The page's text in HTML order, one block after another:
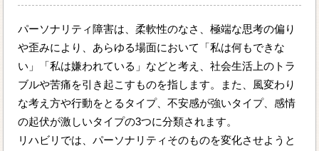
パーソナリティ障害は、柔軟性のなさ、極端な思考の偏り
や歪みにより、あらゆる場面において「私は何もできな
い」「私は嫌われている」などと考え、社会生活上のトラ
ブルや苦痛を引き起こすものを指します。また、風変わり
な考え方や行動をとるタイプ、不安感が強いタイプ、感情
の起伏が激しいタイプの3つに分類されます。
リハビリでは、パーソナリティそのものを変化させようと